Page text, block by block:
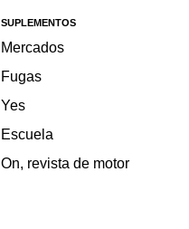
SUPLEMENTOS
Mercados
Fugas
Yes
Escuela
On, revista de motor